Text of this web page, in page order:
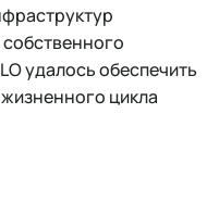
удалось обеспечить
цикла